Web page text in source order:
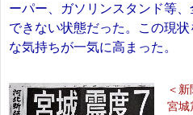
ーパー、ガソリンスタンド等
できない状態だった。この現
な気持ちが一気に高まった。
＜
宮城